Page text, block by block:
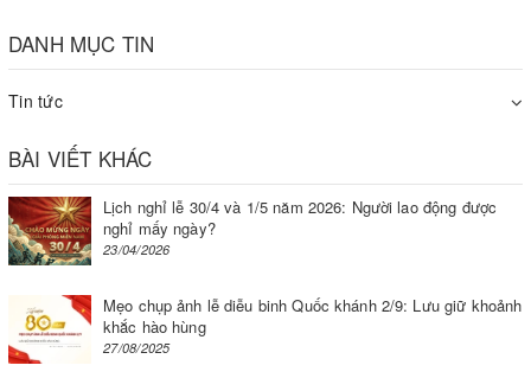
DANH MỤC TIN
Tin tức
BÀI VIẾT KHÁC
Lịch nghỉ lễ 30/4 và 1/5 năm 2026: Người lao động được
nghỉ mấy ngày?
23/04/2026
Mẹo chụp ảnh lễ diễu binh Quốc khánh 2/9: Lưu giữ khoảnh
khắc hào hùng
27/08/2025